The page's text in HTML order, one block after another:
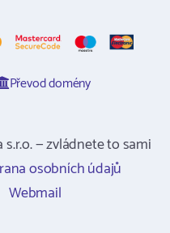
Převod domény
— zvládnete to sami
osobních údajů
Webmail